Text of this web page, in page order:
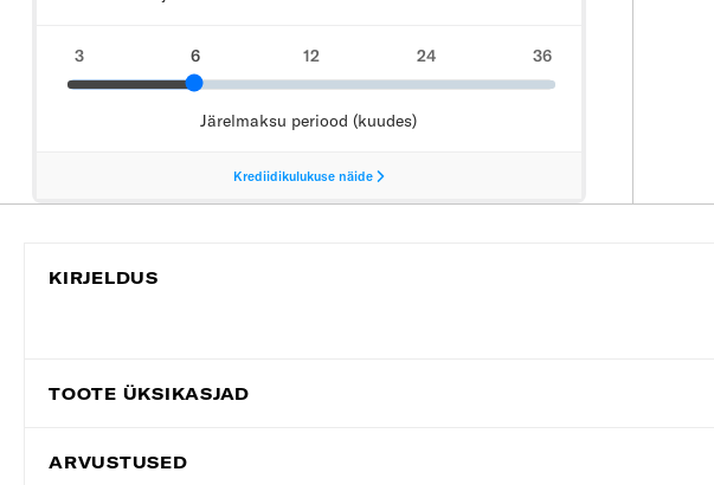
KIRJELDUS
TOOTE ÜKSIKASJAD
ARVUSTUSED